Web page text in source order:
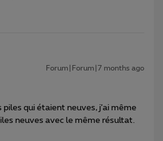
Forum|Forum|7 months ago
piles qui étaient neuves, j’ai même
neuves avec le même résultat.